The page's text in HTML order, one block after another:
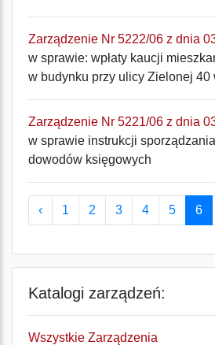
Zarządzenie Nr 5222/06 z dnia
w sprawie: wpłaty kaucji
w budynku przy ulicy Zielonej 40
Zarządzenie Nr 5221/06 z dnia
w sprawie instrukcji
dowodów księgowych
‹ 1 2 3 4 5 6
Katalogi zarządzeń:
Wszystkie Zarządzenia